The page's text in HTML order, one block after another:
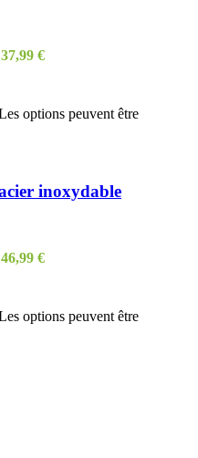
37,99 €
options peuvent être
inoxydable
46,99 €
options peuvent être